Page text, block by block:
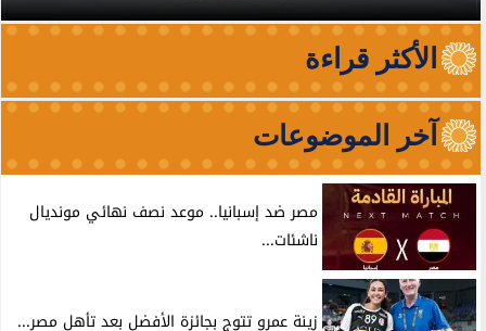
الأكثر قراءة
آخر الموضوعات
مصر ضد إسبانيا.. موعد نصف نهائي مونديال
ناشئات...
زينة عمرو تتوج بجائزة الأفضل بعد تأهل مصر...